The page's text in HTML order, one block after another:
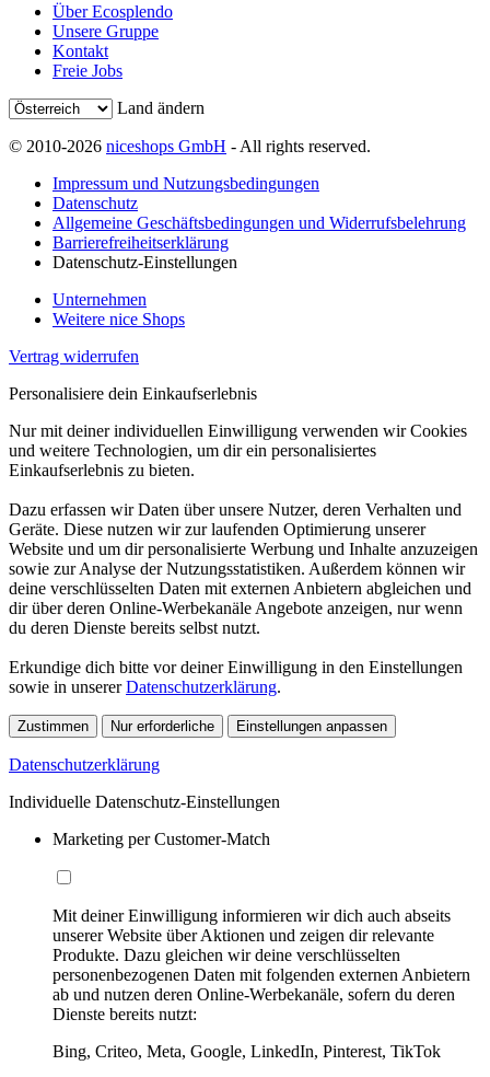
Über Ecosplendo
Unsere Gruppe
Kontakt
Freie Jobs
Land ändern
© 2010-2026 niceshops GmbH - All rights reserved.
Impressum und Nutzungsbedingungen
Datenschutz
Allgemeine Geschäftsbedingungen und Widerrufsbelehrung
Barrierefreiheitserklärung
Datenschutz-Einstellungen
Unternehmen
Weitere nice Shops
Vertrag widerrufen
Personalisiere dein Einkaufserlebnis
Nur mit deiner individuellen Einwilligung verwenden wir Cookies
und weitere Technologien, um dir ein personalisiertes
Einkaufserlebnis zu bieten.
Dazu erfassen wir Daten über unsere Nutzer, deren Verhalten und
Geräte. Diese nutzen wir zur laufenden Optimierung unserer
Website und um dir personalisierte Werbung und Inhalte anzuzeigen
sowie zur Analyse der Nutzungsstatistiken. Außerdem können wir
deine verschlüsselten Daten mit externen Anbietern abgleichen und
dir über deren Online-Werbekanäle Angebote anzeigen, nur wenn
du deren Dienste bereits selbst nutzt.
Erkundige dich bitte vor deiner Einwilligung in den Einstellungen
sowie in unsererDatenschutzerklärung.
Zustimmen Nur erforderliche Einstellungen anpassen
Datenschutzerklärung
Individuelle Datenschutz-Einstellungen
Marketing per Customer-Match
Mit deiner Einwilligung informieren wir dich auch abseits
unserer Website über Aktionen und zeigen dir relevante
Produkte. Dazu gleichen wir deine verschlüsselten
personenbezogenen Daten mit folgenden externen Anbietern
ab und nutzen deren Online-Werbekanäle, sofern du deren
Dienste bereits nutzt:
Bing, Criteo, Meta, Google, LinkedIn, Pinterest, TikTok